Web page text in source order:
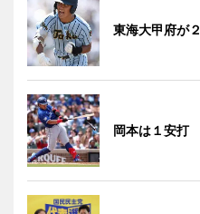
東海大甲府が
岡本は１安打